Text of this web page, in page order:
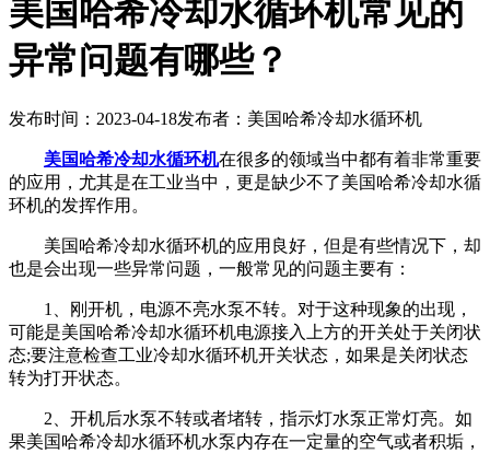
美国哈希冷却水循环机常见的
异常问题有哪些？
发布时间：2023-04-18发布者：美国哈希冷却水循环机
美国哈希冷却水循环机在很多的领域当中都有着非常重要
的应用，尤其是在工业当中，更是缺少不了美国哈希冷却水循
环机的发挥作用。
美国哈希冷却水循环机的应用良好，但是有些情况下，却
也是会出现一些异常问题，一般常见的问题主要有：
1、刚开机，电源不亮水泵不转。对于这种现象的出现，
可能是美国哈希冷却水循环机电源接入上方的开关处于关闭状
态;要注意检查工业冷却水循环机开关状态，如果是关闭状态
转为打开状态。
2、开机后水泵不转或者堵转，指示灯水泵正常灯亮。如
果美国哈希冷却水循环机水泵内存在一定量的空气或者积垢，